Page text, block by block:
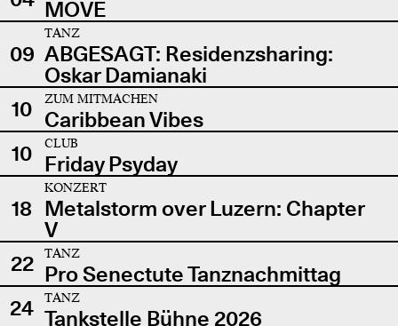
MOVE
09
TANZ
ABGESAGT: Residenzsharing:
Oskar Damianaki
10
ZUM MITMACHEN
Caribbean Vibes
10
CLUB
Friday Psyday
18
KONZERT
Metalstorm over Luzern: Chapter
V
22
TANZ
Pro Senectute Tanznachmittag
24
TANZ
Tankstelle Bühne 2026